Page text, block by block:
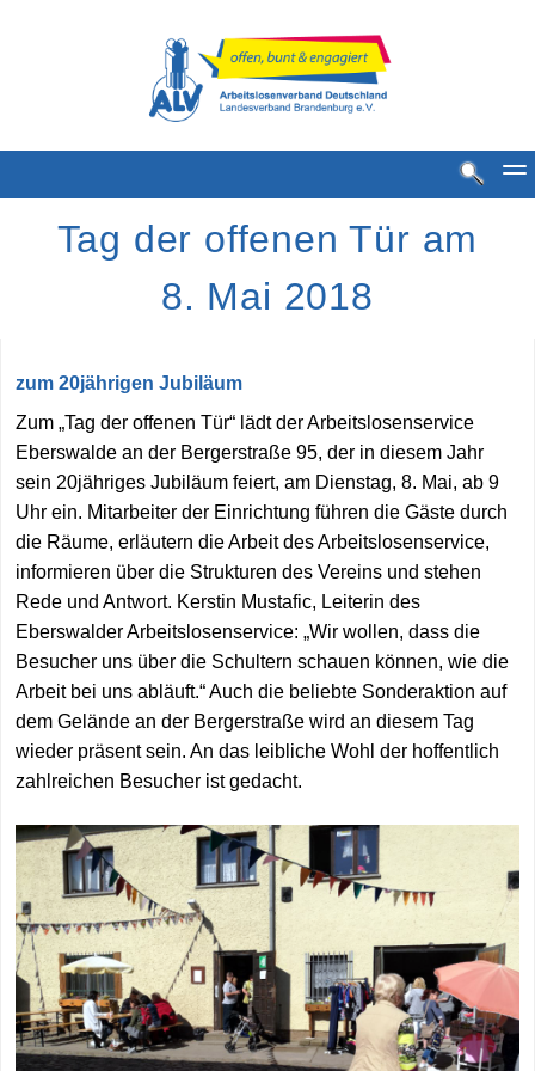
Aktuelles Angebote Spenden
MGH Standorte
MGH Bestensee
MGH
MGH
MGH Zehdenick
Anregungen für
Alle Standorte
Tag der offenen Tür am
8. Mai 2018
zum 20jährigen Jubiläum
Zum „Tag der offenen Tür“ lädt der Arbeitslosenservice
Eberswalde an der Bergerstraße 95, der in diesem Jahr
sein 20jähriges Jubiläum feiert, am Dienstag, 8. Mai, ab 9
Uhr ein. Mitarbeiter der Einrichtung führen die Gäste durch
die Räume, erläutern die Arbeit des Arbeitslosenservice,
informieren über die Strukturen des Vereins und stehen
Rede und Antwort. Kerstin Mustafic, Leiterin des
Eberswalder Arbeitslosenservice: „Wir wollen, dass die
Besucher uns über die Schultern schauen können, wie die
Arbeit bei uns abläuft.“ Auch die beliebte Sonderaktion auf
dem Gelände an der Bergerstraße wird an diesem Tag
wieder präsent sein. An das leibliche Wohl der hoffentlich
zahlreichen Besucher ist gedacht.